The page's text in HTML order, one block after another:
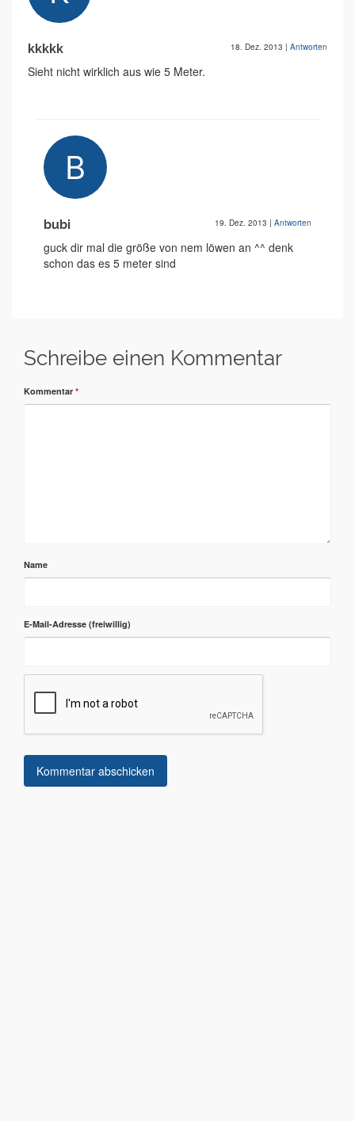
kkkkk 18. Dez. 2013 | Antworten
Sieht nicht wirklich aus wie 5 Meter.
bubi 19. Dez. 2013 | Antworten
guck dir mal die größe von nem löwen an ^^ denk
schon das es 5 meter sind
Schreibe einen Kommentar
Kommentar *
Name
E-Mail-Adresse